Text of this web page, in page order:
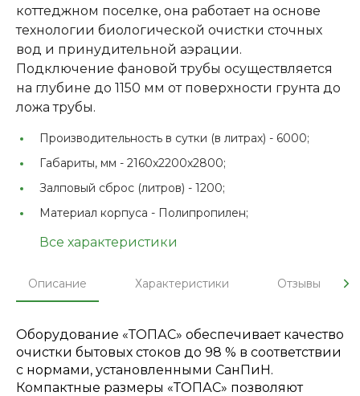
коттеджном поселке, она работает на основе
технологии биологической очистки сточных
вод и принудительной аэрации.
Подключение фановой трубы осуществляется
на глубине до 1150 мм от поверхности грунта до
ложа трубы.
Производительность в сутки (в литрах) - 6000;
Габариты, мм - 2160x2200x2800;
Залповый сброс (литров) - 1200;
Материал корпуса - Полипропилен;
Все характеристики
Описание Характеристики Отзывы
Оборудование «ТОПАС» обеспечивает качество
очистки бытовых стоков до 98 % в соответствии
с нормами, установленными СанПиН.
Компактные размеры «ТОПАС» позволяют